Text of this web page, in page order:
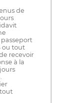
de
ou tout
recevoir
à la